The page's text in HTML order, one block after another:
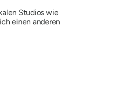
Studios wie
einen anderen